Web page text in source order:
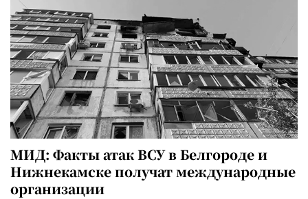
МИД: Факты атак ВСУ в Белгороде и
Нижнекамске получат международные
организации